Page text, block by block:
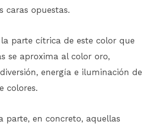
caras opuestas.
parte cítrica de este color que
se aproxima al color oro,
energía e iluminación de
colores.
parte, en concreto, aquellas